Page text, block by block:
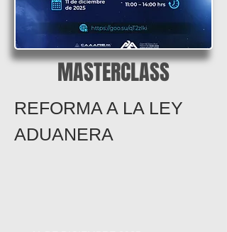
MASTERCLASS
REFORMA A LA LEY
ADUANERA